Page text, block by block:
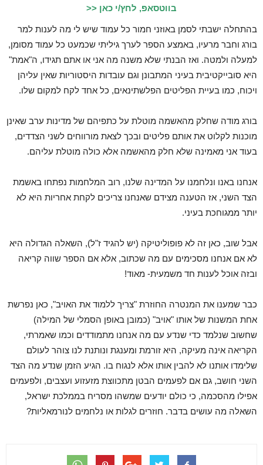
בווטסאפ, לחץ/י כאן <<
בהתחלה ישבתי לסמן באוזני חמור כל עמוד שיש לי מה לענות למר
בורג וחבר מרעיו, באמצע הספר לערך גיליתי שכמעט כל עמוד מסומן,
למעלה ולמטה. ואז הבנתי שלא משנה מה אני או אתם תגידו, ה"אמת"
היא סובייקטיבית בעיני המתבונן וגם עובדות היסטוריות שאין עליהן
ויכוח, כמו בעיית הפליטים הפלשתינאים, כל אחד לקח למקום שלו.
בורג מודה שחלק מהאשמה מוטלת על כתפיהם של מדינות ערב שאינן
מוכנות לקלוט את אותם פליטים ובכך לצאת מורווחים לשני הצדדים,
בעוד אני מאמינה שלא חלק מהאשמה אלא כולה מוטלת עליהם.
אנחנו באנו ונלחמנו על המדינה שלנו, רוב המלחמות נפתחו באשמת
הצד השני, אז הטענה מצידם שאנחנו צריכים לקחת אחריות היא לא
יותר ממגוחכת בעיני.
אבל שוב, כאן זה לא פופוליטיקה (יש להגיד ז"ל), השאלה הגדולה היא
לא אם אנחנו מסכימים עם מה שכתוב, אלא אם הספר שווה קריאה
ובזה אוכל לענות חד משמעית- מאוד!
כבר שמענו את המנטרה החוזרת "צריך ללמוד את האויב", כאן נפרשת
אחת המשנות של אותו "אויב" (כמובן באופן הסמלי של המילה)
שחשוב שנלמד כדי שנדע עם מה אנחנו מתמודדים וכמו שאמרתי,
הקריאה אינה מעיקה, היא זורמת ומענגת ונותנת לנו צוהר לעולם
שלימדו אותנו לא להבין אותו אלא לנגוח בו. הגיע הזמן שנדע מה הצד
השני חושב, גם אם לפעמים הבטן מתכווצת מזעזוע ועצבים, ולפעמים
אפילו מהסכמה, כי כולם יודעים שמשהו מסריח בממלכת ישראל,
השאלה מה עושים בדבר. חוזרים לגלות או נלחמים לנורמאליות?